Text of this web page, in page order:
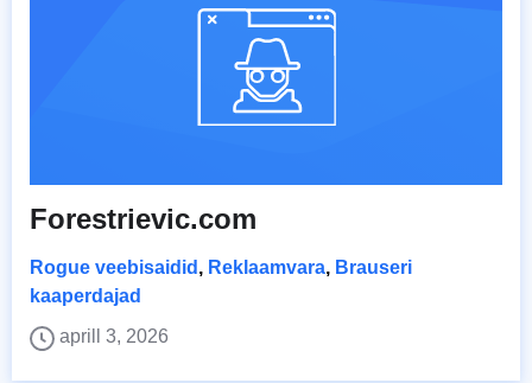
Forestrievic.com
Rogue veebisaidid , Reklaamvara, Brauseri
kaaperdajad
aprill 3, 2026